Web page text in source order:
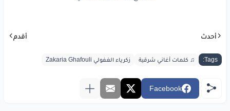
أحدث أقدم
Tags: ♫ كلمات أغاني شرقية زكرياء الغفولي Zakaria Ghafouli
Facebook